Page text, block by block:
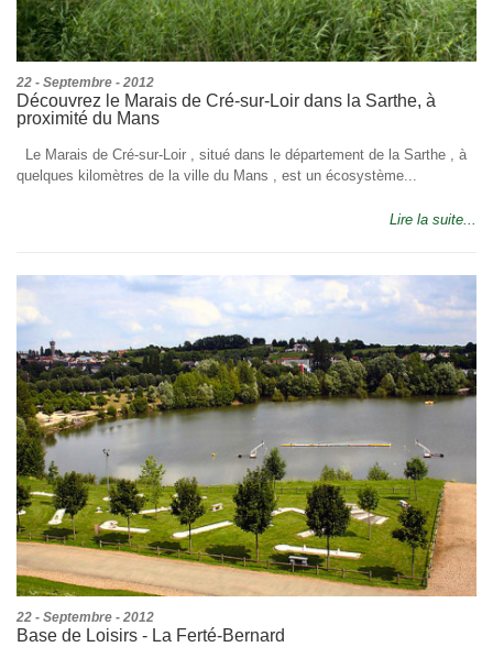
22 - Septembre - 2012
Découvrez le Marais de Cré-sur-Loir dans la Sarthe, à
proximité du Mans
Le Marais de Cré-sur-Loir , situé dans le département de la Sarthe , à
quelques kilomètres de la ville du Mans , est un écosystème...
Lire la suite...
22 - Septembre - 2012
Base de Loisirs - La Ferté-Bernard